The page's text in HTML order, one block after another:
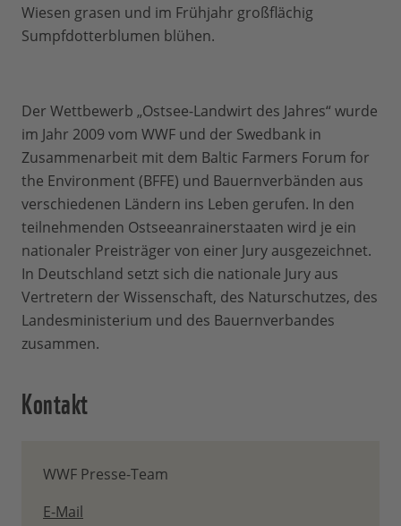
Wiesen grasen und im Frühjahr großflächig
Sumpfdotterblumen blühen.
Der Wettbewerb „Ostsee-Landwirt des Jahres“ wurde
im Jahr 2009 vom WWF und der Swedbank in
Zusammenarbeit mit dem Baltic Farmers Forum for
the Environment (BFFE) und Bauernverbänden aus
verschiedenen Ländern ins Leben gerufen. In den
teilnehmenden Ostseeanrainerstaaten wird je ein
nationaler Preisträger von einer Jury ausgezeichnet.
In Deutschland setzt sich die nationale Jury aus
Vertretern der Wissenschaft, des Naturschutzes, des
Landesministerium und des Bauernverbandes
zusammen.
Kontakt
WWF Presse-Team
E-Mail